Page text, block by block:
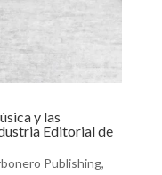
y las
Editorial de
Publishing,